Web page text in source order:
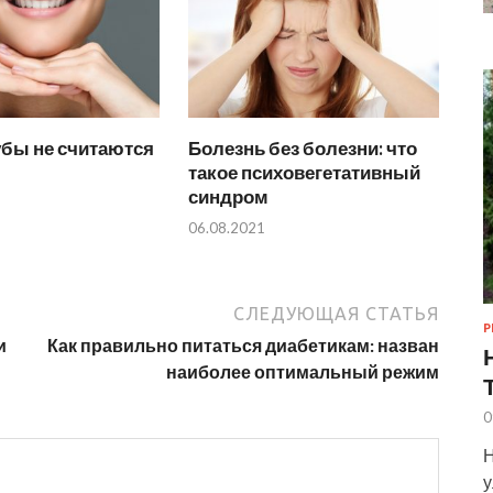
не считаются
Болезнь без болезни: что
такое психовегетативный
синдром
06.08.2021
СЛЕДУЮЩАЯ СТАТЬЯ
Как правильно питаться диабетикам: назван
наиболее оптимальный режим